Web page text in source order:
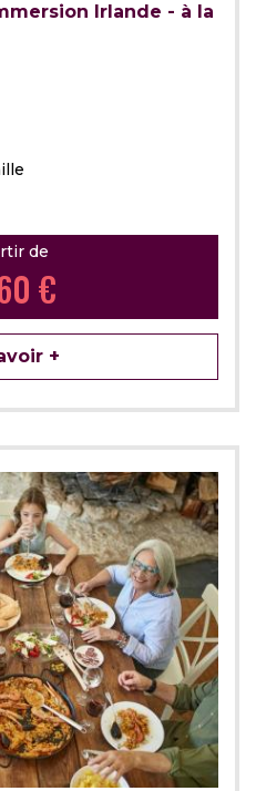
Irlande - à la
de
€
+